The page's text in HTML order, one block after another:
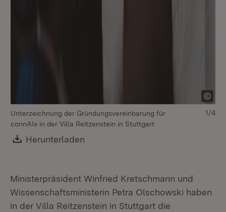
Unterzeichnung der Gründungsvereinbarung für
connAIx in der Villa Reitzenstein in Stuttgart
Download:
Herunterladen
1/4
Ministerpräsident Winfried Kretschmann und
Wissenschaftsministerin Petra Olschowski haben
in der Villa Reitzenstein in Stuttgart die